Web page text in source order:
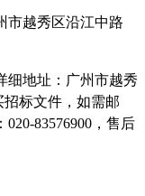
市越秀区沿江中路
细地址：广州市越秀
招标文件，如需邮
83576900，售后